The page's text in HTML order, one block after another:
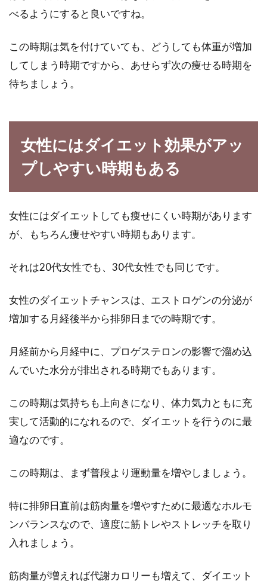
べるようにすると良いですね。
この時期は気を付けていても、どうしても体重が増加
してしまう時期ですから、あせらず次の痩せる時期を
待ちましょう。
女性にはダイエット効果がアッ
プしやすい時期もある
女性にはダイエットしても痩せにくい時期があります
が、もちろん痩せやすい時期もあります。
それは20代女性でも、30代女性でも同じです。
女性のダイエットチャンスは、エストロゲンの分泌が
増加する月経後半から排卵日までの時期です。
月経前から月経中に、プロゲステロンの影響で溜め込
んでいた水分が排出される時期でもあります。
この時期は気持ちも上向きになり、体力気力ともに充
実して活動的になれるので、ダイエットを行うのに最
適なのです。
この時期は、まず普段より運動量を増やしましょう。
特に排卵日直前は筋肉量を増やすために最適なホルモ
ンバランスなので、適度に筋トレやストレッチを取り
入れましょう。
筋肉量が増えれば代謝カロリーも増えて、ダイエット